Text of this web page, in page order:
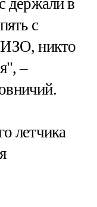
держали в
с
никто
–
летчика